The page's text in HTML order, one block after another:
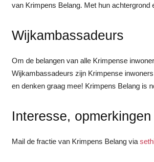
van Krimpens Belang. Met hun
Wijkambassadeurs
Om de belangen van alle Krimpense
Wijkambassadeurs zijn Krimpense
en denken graag mee! Krimpens Belang is
Interesse,
Mail de fractie van Krimpens Belang via